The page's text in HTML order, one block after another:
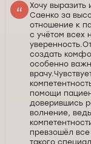
Хочу
Саенко за
отношение к
с учётом всех
создать
особенно
помощи
доверившись
волнение,
превзошёл
такого